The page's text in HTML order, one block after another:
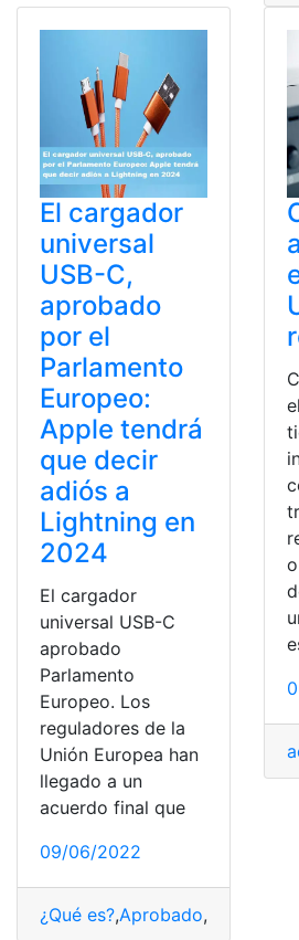
El cargador
universal
USB-C,
aprobado
por el
Parlamento
Europeo:
Apple tendrá
que decir
adiós a
Lightning en
2024
El cargador
universal USB-C
aprobado
Parlamento
Europeo. Los
reguladores de la
Unión Europea han
llegado a un
acuerdo final que
09/06/2022
¿Qué es?,Aprobado,